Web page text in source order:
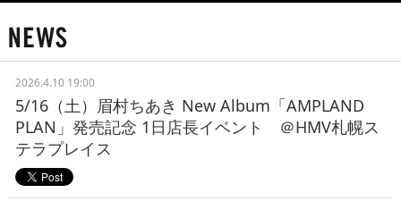
2026.4.10 19:00
5/16（土）眉村ちあき New Album「AMPLAND
PLAN」発売記念 1日店長イベント ＠HMV札幌ス
テラプレイス